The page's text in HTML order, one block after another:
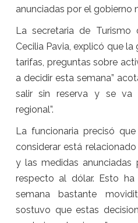
anunciadas por el gobierno
La secretaria de
Cecilia Pavia, explicó que
tarifas, preguntas sobre
a decidir esta semana”
salir sin reserva y se va
regional”.
La funcionaria precisó
considerar está
y las medidas anunciadas
respecto al dólar. Esto ha
semana bastante
sostuvo que estas